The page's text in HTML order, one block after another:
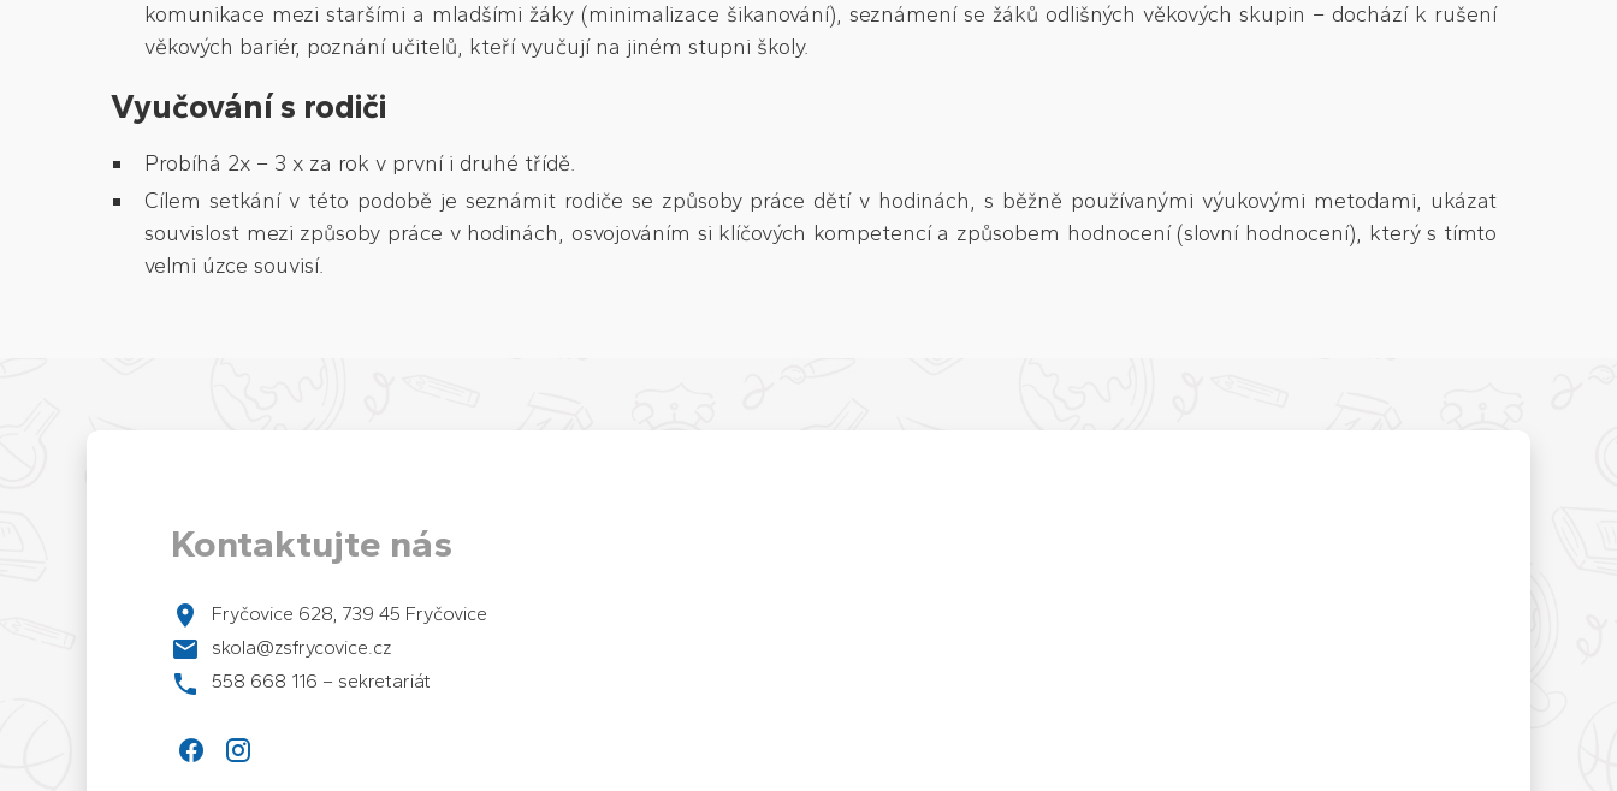
komunikace mezi staršími a mladšími žáky (minimalizace šikanování), seznámení se žáků odlišných věkových skupin – dochází k rušení
věkových bariér, poznání učitelů, kteří vyučují na jiném stupni školy.
Vyučování s rodiči
Probíhá 2x – 3 x za rok v první i druhé třídě.
Cílem setkání v této podobě je seznámit rodiče se způsoby práce dětí v hodinách, s běžně používanými výukovými metodami, ukázat
souvislost mezi způsoby práce v hodinách, osvojováním si klíčových kompetencí a způsobem hodnocení (slovní hodnocení), který s tímto
velmi úzce souvisí.
Kontaktujte nás
Fryčovice 628, 739 45 Fryčovice
skola@zsfrycovice.cz
558 668 116 – sekretariát